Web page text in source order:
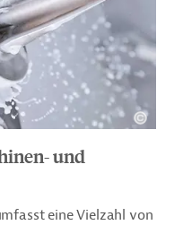
und
eine Vielzahl von